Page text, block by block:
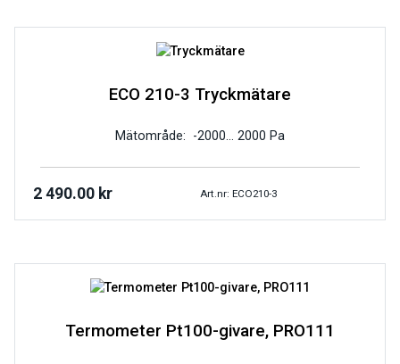
ECO 210-3 Tryckmätare
Mätområde: -2000… 2000 Pa
2 490.00 kr Art.nr: ECO210-3
Termometer Pt100-givare, PRO111